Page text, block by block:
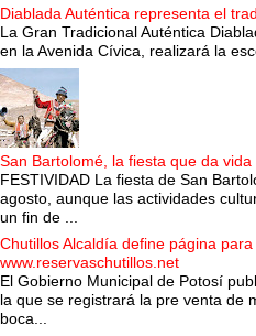
Diablada Auténtica representa el
La Gran Tradicional Auténtica
en la Avenida Cívica, realizará la
San Bartolomé, la fiesta que da vida
FESTIVIDAD La fiesta de San
agosto, aunque las actividades
un fin de ...
Chutillos Alcaldía define página
www.reservaschutillos.net
El Gobierno Municipal de Potosí
la que se registrará la pre venta de
boca...